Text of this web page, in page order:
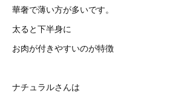
華奢で薄い方が多いです。
太ると下半身に
お肉が付きやすいのが特徴
ナチュラルさんは